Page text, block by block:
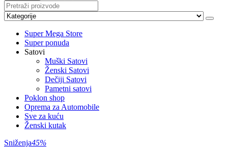
Super Mega Store
Super ponuda
Satovi
Muški Satovi
Ženski Satovi
Dečiji Satovi
Pametni satovi
Poklon shop
Oprema za Automobile
Sve za kuću
Ženski kutak
Sniženja45%